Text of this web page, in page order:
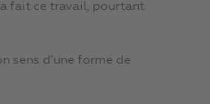
fait ce travail, pourtant
sens d’une forme de